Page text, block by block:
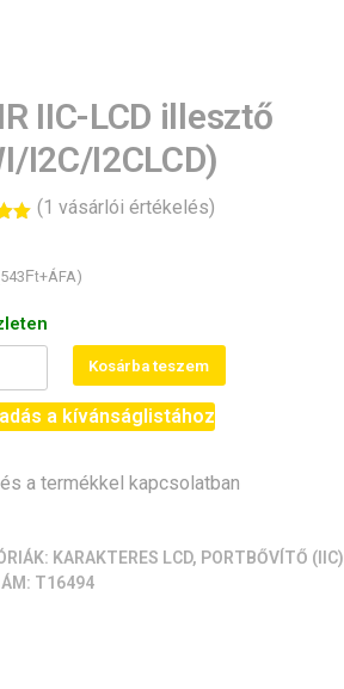
IIC-LCD illesztő
I2C/I2CLCD)
(1 vásárlói értékelés)
543Ft+ÁFA)
I2CLCD)
Kosárba teszem
a kívánságlistához
a termékkel kapcsolatban
KARAKTERES LCD, PORTBŐVÍTŐ (IIC)
T16494